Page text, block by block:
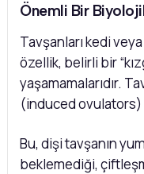
Önemli Bir
Tavşanları kedi
özellik, belirli bir
yaşamamalarıdır.
(induced ovulators)
Bu, dişi tavşanın
beklemediği,